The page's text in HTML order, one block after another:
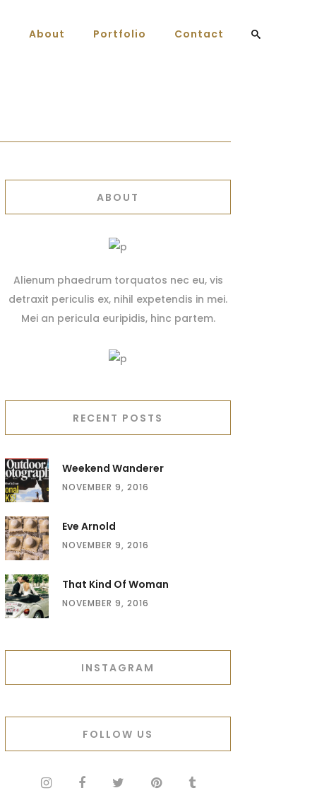
About Portfolio Contact
ABOUT
Alienum phaedrum torquatos nec eu, vis
detraxit periculis ex, nihil expetendis in mei.
Mei an pericula euripidis, hinc partem.
RECENT POSTS
Weekend Wanderer
NOVEMBER 9, 2016
Eve Arnold
NOVEMBER 9, 2016
That Kind Of Woman
NOVEMBER 9, 2016
INSTAGRAM
FOLLOW US